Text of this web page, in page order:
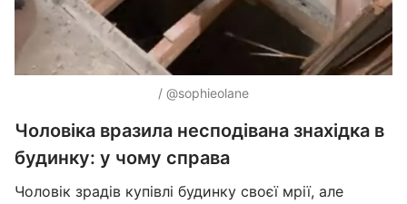
/ @sophieolane
Чоловіка вразила несподівана знахідка в
будинку: у чому справа
Чоловік зрадів купівлі будинку своєї мрії, але